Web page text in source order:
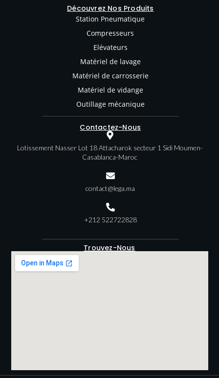
Découvrez Nos Produits
Station Pneumatique
Compresseurs
Elévateurs
Matériel de lavage
Matériel de carrosserie
Matériel de vidange
Outillage mécanique
Contactez-Nous
Lotissement Nasser Lot 18 Attacharok secteur 1 Sidi Moumen-
Casablanca-Maroc
contact@lega.ma
+212 522722828
Trouvez-Nous